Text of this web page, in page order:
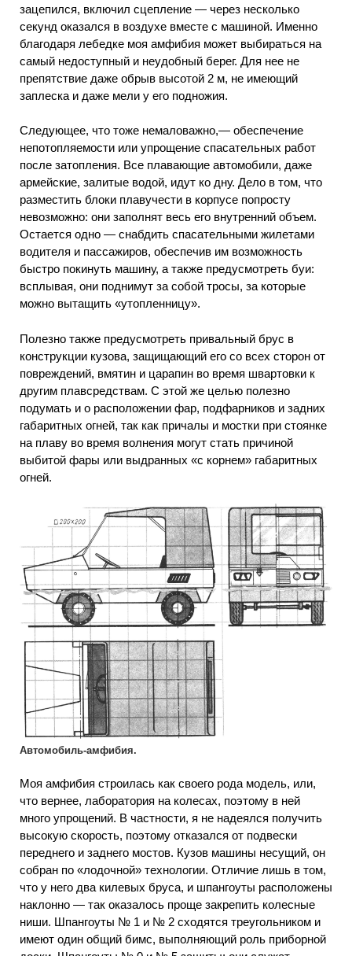
зацепился, включил сцепление — через несколько
секунд оказался в воздухе вместе с машиной. Именно
благодаря лебедке моя амфибия может выбираться на
самый недоступный и неудобный берег. Для нее не
препятствие даже обрыв высотой 2 м, не имеющий
заплеска и даже мели у его подножия.
Следующее, что тоже немаловажно,— обеспечение
непотопляемости или упрощение спасательных работ
после затопления. Все плавающие автомобили, даже
армейские, залитые водой, идут ко дну. Дело в том, что
разместить блоки плавучести в корпусе попросту
невозможно: они заполнят весь его внутренний объем.
Остается одно — снабдить спасательными жилетами
водителя и пассажиров, обеспечив им возможность
быстро покинуть машину, а также предусмотреть буи:
всплывая, они поднимут за собой тросы, за которые
можно вытащить «утопленницу».
Полезно также предусмотреть привальный брус в
конструкции кузова, защищающий его со всех сторон от
повреждений, вмятин и царапин во время швартовки к
другим плавсредствам. С этой же целью полезно
подумать и о расположении фар, подфарников и задних
габаритных огней, так как причалы и мостки при стоянке
на плаву во время волнения могут стать причиной
выбитой фары или выдранных «с корнем» габаритных
огней.
Автомобиль-амфибия.
Моя амфибия строилась как своего рода модель, или,
что вернее, лаборатория на колесах, поэтому в ней
много упрощений. В частности, я не надеялся получить
высокую скорость, поэтому отказался от подвески
переднего и заднего мостов. Кузов машины несущий, он
собран по «лодочной» технологии. Отличие лишь в том,
что у него два килевых бруса, и шпангоуты расположены
наклонно — так оказалось проще закрепить колесные
ниши. Шпангоуты № 1 и № 2 сходятся треугольником и
имеют один общий бимс, выполняющий роль приборной